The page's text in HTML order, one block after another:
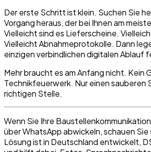
Der erste Schritt ist klein. Suchen Sie
Vorgang heraus, der bei Ihnen am
Vielleicht sind es Lieferscheine.
Vielleicht Abnahmeprotokolle. Dann
einzigen verbindlichen digitalen Ablauf
Mehr braucht es am Anfang nicht. Kein
Technikfeuerwerk. Nur einen sauberen
richtigen Stelle.
Wenn Sie Ihre
über WhatsApp abwickeln, schauen Sie
Lösung ist in Deutschland entwickelt,